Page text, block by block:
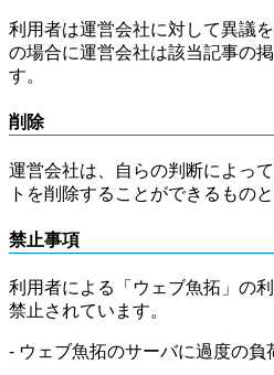
利用者は運営会社に対して異議
の場合に運営会社は該当記事の
す。
削除
運営会社は、自らの判断によっ
トを削除することができるものと
禁止事項
利用者による「ウェブ魚拓」の
禁止されています。
- ウェブ魚拓のサーバに過度の負